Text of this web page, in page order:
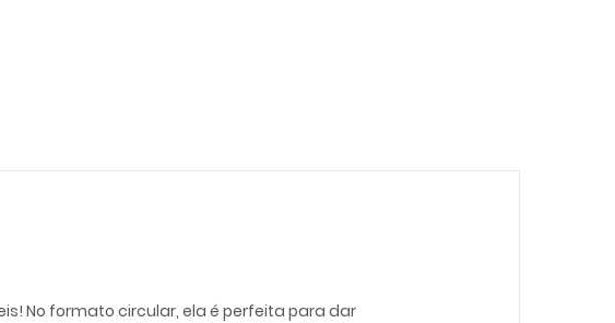
No formato circular, ela é perfeita para dar